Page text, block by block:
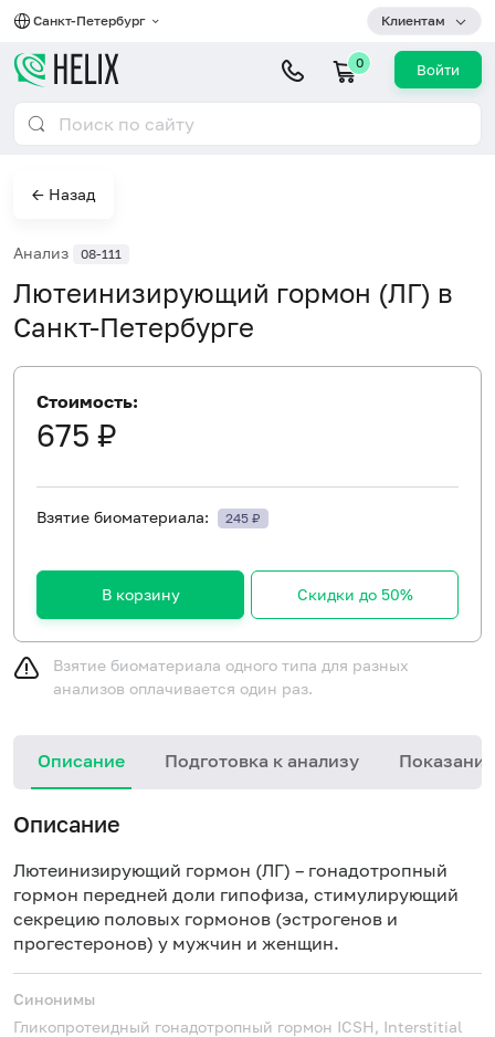
Санкт-Петербург Клиентам
0 Войти
← Назад
Анализ 08-111
Лютеинизирующий гормон (ЛГ) в
Санкт-Петербурге
Стоимость:
675 ₽
Взятие биоматериала: 245 ₽
В корзину Скидки до 50%
Взятие биоматериала одного типа для разных
анализов оплачивается один раз.
Описание Подготовка к анализу
Описание
Лютеинизирующий гормон (ЛГ) – гонадотропный
гормон передней доли гипофиза, стимулирующий
секрецию половых гормонов (эстрогенов и
прогестеронов) у мужчин и женщин.
Синонимы
Гликопротеидный гонадотропный гормон ICSH, Interstitial